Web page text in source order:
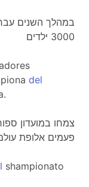
3000 ילדים
del
פעמים אלופת
shampionato